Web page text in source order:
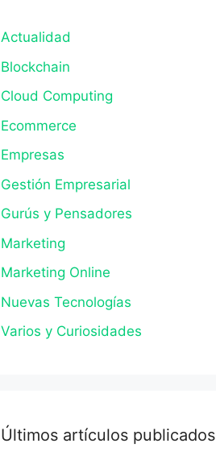
Actualidad
Blockchain
Cloud Computing
Ecommerce
Empresas
Gestión Empresarial
Gurús y Pensadores
Marketing
Marketing Online
Nuevas Tecnologías
Varios y Curiosidades
Últimos artículos publicados